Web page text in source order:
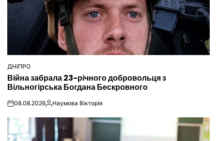
ОПУБЛІКУВАТИ
У
ДНІПРО
Війна забрала 23-річного добровольця з
Вільногірська Богдана Бескровного
on08.08.2026Опубліковано
Наумова Вікторія